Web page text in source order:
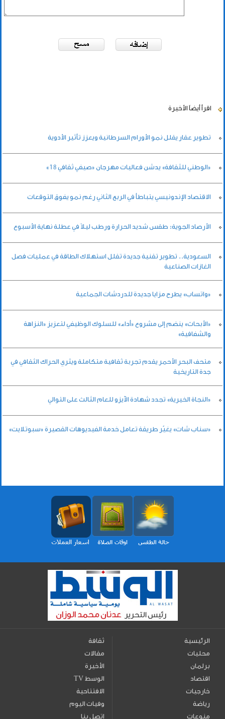
اقرأ أيضاً الأخيرة
تطوير عقار يقلل نمو الأورام السرطانية ويعزز تأثير الأدوية
«الوطني للثقافة» يدشن فعاليات مهرجان «صيفي ثقافي 18»
الاقتصاد الإندونيسي يتباطأ في الربع الثاني رغم نمو يفوق التوقعات
الأرصاد الجوية: طقس شديد الحرارة ورطب ليلاً في عطلة نهاية الأسبوع
السعودية.. تطوير تقنية جديدة تقلل استهلاك الطاقة في عمليات فصل
الغازات الصناعية
«واتساب» يطرح مزايا جديدة للدردشات الجماعية
«الأبحاث» ينضم إلى مشروع «أداء» للسلوك الوظيفي لتعزيز «النزاهة
والشفافية»
متحف البحر الأحمر يقدم تجربة ثقافية متكاملة ويثري الحراك الثقافي في
جدة التاريخية
«النجاة الخيرية» تجدد شهادة الآيزو للعام الثالث على التوالي
«سناب شات» يغيّر طريقة تعامل خدمة الفيديوهات القصيرة «سبوتلايت»
الرئيسية
محليات
برلمان
اقتصاد
خارجيات
رياضة
منوعات
ثقافة
مقالات
الأخيرة
TV الوسط
الافتتاحية
وفيات اليوم
اتصل بنا